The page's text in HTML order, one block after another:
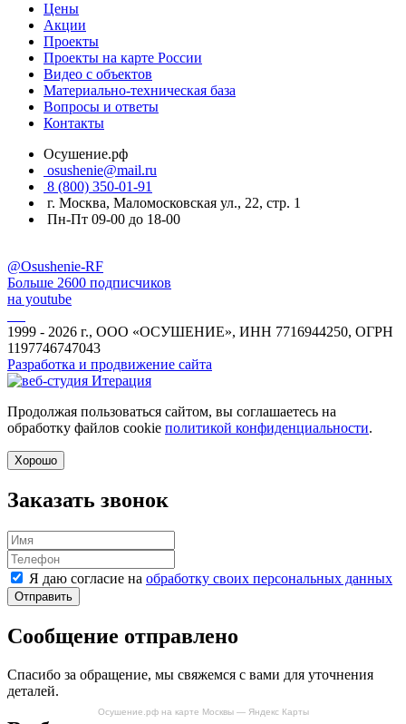
Осушение.рф на карте Москвы — Яндекс Карты
Цены
Акции
Проекты
Проекты на карте России
Видео с объектов
Материально-техническая база
Вопросы и ответы
Контакты
Осушение.рф
osushenie@mail.ru
8 (800) 350-01-91
г. Москва, Маломосковская ул., 22, стр. 1
Пн-Пт 09-00 до 18-00
@Osushenie-RF
Больше 2600 подписчиков
на youtube
1999 - 2026 г., ООО «ОСУШЕНИЕ», ИНН 7716944250, ОГРН
1197746747043
Разработка и продвижение сайта
Продолжая пользоваться сайтом, вы соглашаетесь на
обработку файлов cookie политикой конфиденциальности.
Хорошо
Заказать звонок
Я даю согласие на обработку своих персональных данных
Отправить
Сообщение отправлено
Спасибо за обращение, мы свяжемся с вами для уточнения
деталей.